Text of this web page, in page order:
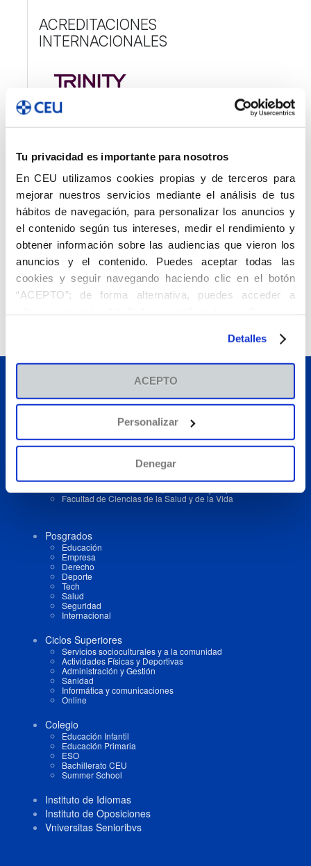
Tu privacidad es importante para nosotros
En CEU utilizamos cookies propias y de terceros para
mejorar nuestros servicios mediante el análisis de tus
hábitos de navegación, para personalizar los anuncios y
el contenido según tus intereses, medir el rendimiento y
obtener información sobre las audiencias que vieron los
anuncios y el contenido. Puedes aceptar todas las
cookies y seguir navegando haciendo clic en el botón
“ACEPTO”; de forma alternativa, puedes acceder a
en el botón "Personalizar". Para más información puedes
visitar nuestraPolítica de Cookies.
Detalles
ACEPTO
Personalizar
Denegar
ACREDITACIONES
INTERNACIONALES
SOLICITA INFORMACIÓN
INSTITUTO CEU DE IDIOMAS
Campus Universitario CEU Andalucía
Grados y Máster Universitarios
Facultad de Ciencias Empresariales y Jurídicas
Escuela Politécnica Superior
Facultad de Ciencias de la Salud y de la Vida
Posgrados
Educación
Empresa
Derecho
Deporte
Tech
Salud
Seguridad
Internacional
Ciclos Superiores
Servicios socioculturales y a la comunidad
Actividades Físicas y Deportivas
Administración y Gestión
Sanidad
Informática y comunicaciones
Online
Colegio
Educación Infantil
Educación Primaria
ESO
Bachillerato CEU
Summer School
Instituto de Idiomas
Instituto de Oposiciones
Vniversitas Senioribvs